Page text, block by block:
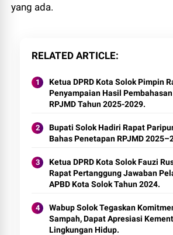
yang ada.
RELATED ARTICLE
Ketua DPRD Kota Solok Pimpin
Penyampaian Hasil
RPJMD Tahun 2025-2029.
Bupati Solok Hadiri Rapat
Bahas Penetapan RPJMD
Ketua DPRD Kota Solok Fauzi
Rapat Pertanggung Jawaban
APBD Kota Solok Tahun 2024.
Wabup Solok Tegaskan
Sampah, Dapat Apresiasi
Lingkungan Hidup.